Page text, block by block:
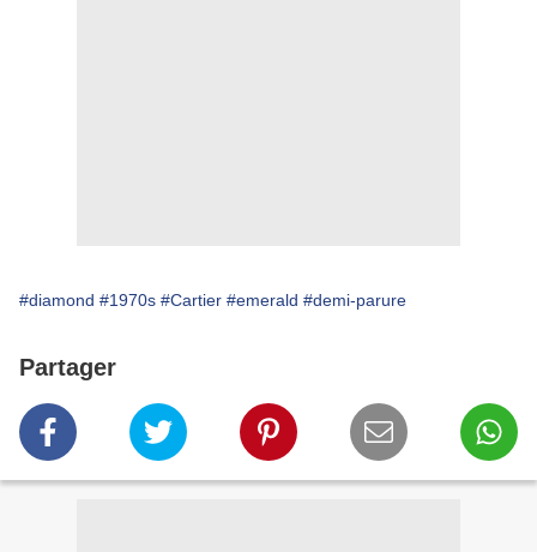
#diamond #1970s #Cartier #emerald #demi-parure
Partager